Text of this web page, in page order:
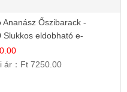
Ananász Őszibarack -
Slukkos eldobható e-
ár： Ft 7250.00